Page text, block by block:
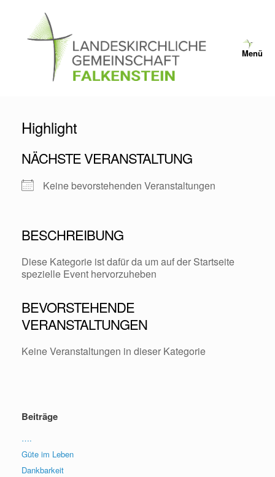
Menü
Highlight
NÄCHSTE VERANSTALTUNG
Keine bevorstehenden Veranstaltungen
BESCHREIBUNG
Diese Kategorie ist dafür da um auf der Startseite
spezielle Event hervorzuheben
BEVORSTEHENDE
VERANSTALTUNGEN
Keine Veranstaltungen in dieser Kategorie
Beiträge
….
Güte im Leben
Dankbarkeit